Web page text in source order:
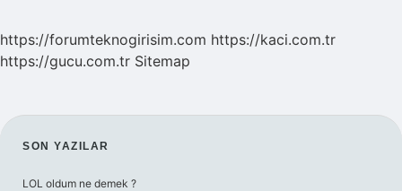
https://forumteknogirisim.com https://kaci.com.tr
https://gucu.com.tr Sitemap
SIDEBAR
SON YAZILAR
LOL oldum ne demek ?